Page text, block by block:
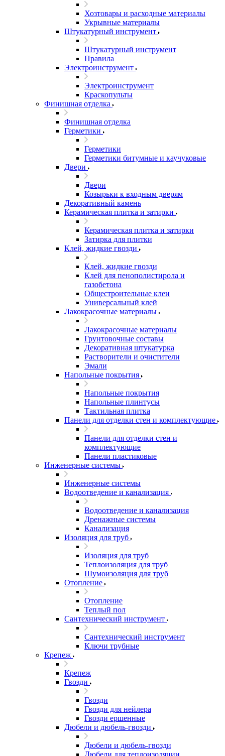
Хозтовары и расходные материалы
Укрывные материалы
Штукатурный инструмент
Штукатурный инструмент
Правила
Электроинструмент
Электроинструмент
Краскопульты
Финишная отделка
Финишная отделка
Герметики
Герметики
Герметики битумные и каучуковые
Двери
Двери
Козырьки к входным дверям
Декоративный камень
Керамическая плитка и затирки
Керамическая плитка и затирки
Затирка для плитки
Клей, жидкие гвозди
Клей, жидкие гвозди
Клей для пенополистирола и
газобетона
Общестроительные клеи
Универсальный клей
Лакокрасочные материалы
Лакокрасочные материалы
Грунтовочные составы
Декоративная штукатурка
Растворители и очистители
Эмали
Напольные покрытия
Напольные покрытия
Напольные плинтусы
Тактильная плитка
Панели для отделки стен и комплектующие
Панели для отделки стен и
комплектующие
Панели пластиковые
Инженерные системы
Инженерные системы
Водоотведение и канализация
Водоотведение и канализация
Дренажные системы
Канализация
Изоляция для труб
Изоляция для труб
Теплоизоляция для труб
Шумоизоляция для труб
Отопление
Отопление
Теплый пол
Сантехнический инструмент
Сантехнический инструмент
Ключи трубные
Крепеж
Крепеж
Гвозди
Гвозди
Гвозди для нейлера
Гвозди ершенные
Дюбели и дюбель-гвозди
Дюбели и дюбель-гвозди
Дюбели для теплоизоляции